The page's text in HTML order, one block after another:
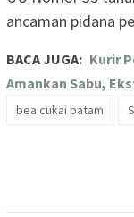
ancaman pidana
BACA JUGA: Kurir
Amankan Sabu,
bea cukai batam